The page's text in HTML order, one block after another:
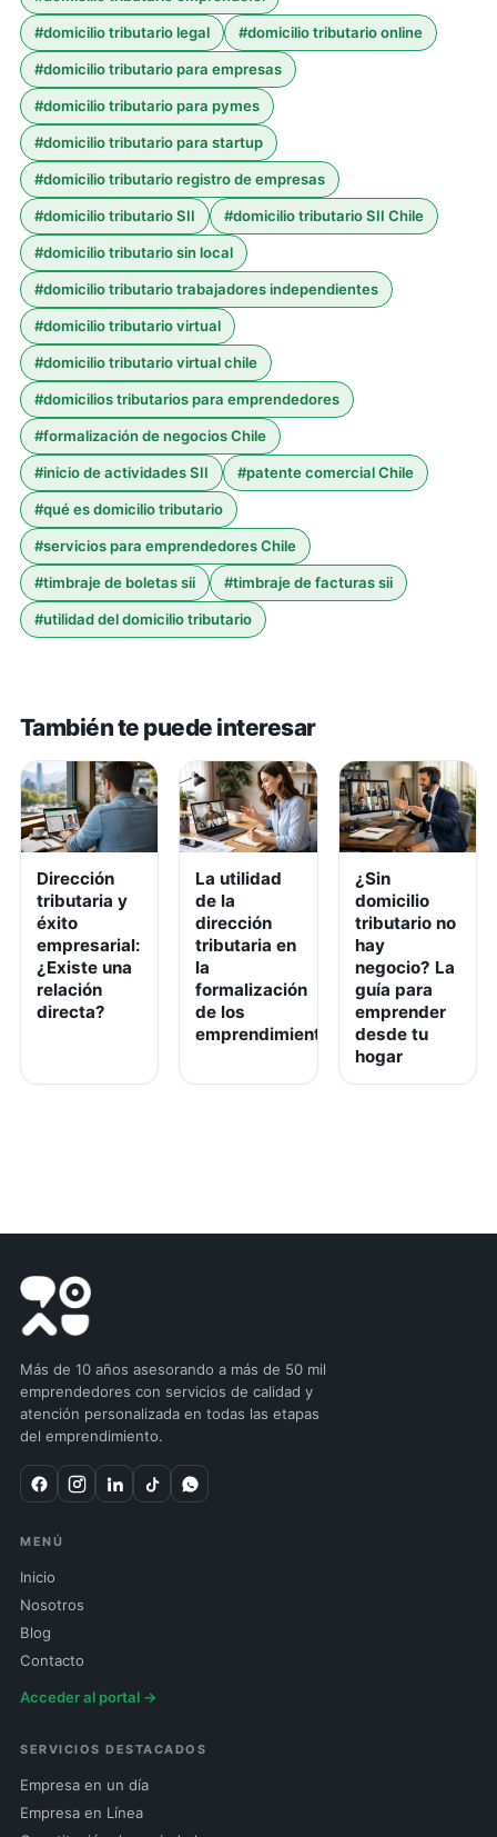
#domicilio tributario legal #domicilio tributario online
#domicilio tributario para empresas
#domicilio tributario para pymes
#domicilio tributario para startup
#domicilio tributario registro de empresas
#domicilio tributario SII #domicilio tributario SII Chile
#domicilio tributario sin local
#domicilio tributario trabajadores independientes
#domicilio tributario virtual
#domicilio tributario virtual chile
#domicilios tributarios para emprendedores
#formalización de negocios Chile
#inicio de actividades SII #patente comercial Chile
#qué es domicilio tributario
#servicios para emprendedores Chile
#timbraje de boletas sii #timbraje de facturas sii
#utilidad del domicilio tributario
También te puede interesar
Dirección
tributaria y
éxito
empresarial:
¿Existe una
relación
directa?
La utilidad
de la
dirección
tributaria en
la
formalización
de los
emprendimientos
¿Sin
domicilio
tributario no
hay
negocio? La
guía para
emprender
desde tu
hogar
Más de 10 años asesorando a más de 50 mil
emprendedores con servicios de calidad y
atención personalizada en todas las etapas
del emprendimiento.
MENÚ
Inicio
Nosotros
Blog
Contacto
Acceder al portal →
SERVICIOS DESTACADOS
Empresa en un día
Empresa en Línea